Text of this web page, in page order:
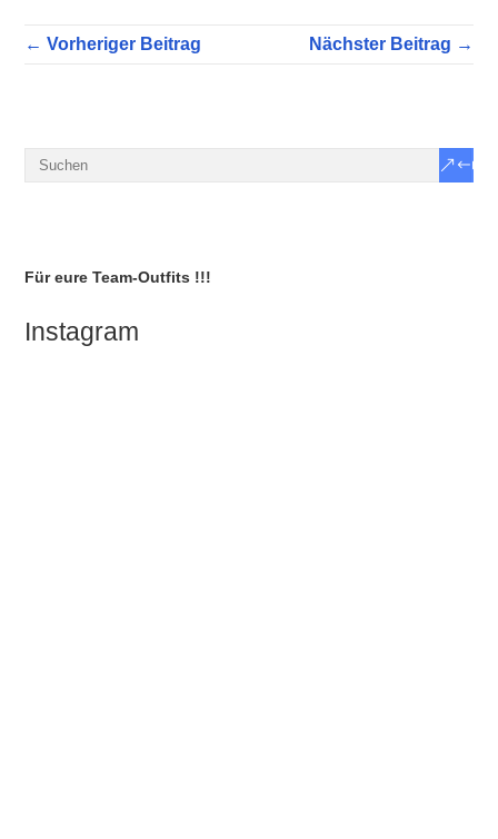
← Vorheriger Beitrag Nächster Beitrag →
Für eure Team-Outfits !!!
Instagram